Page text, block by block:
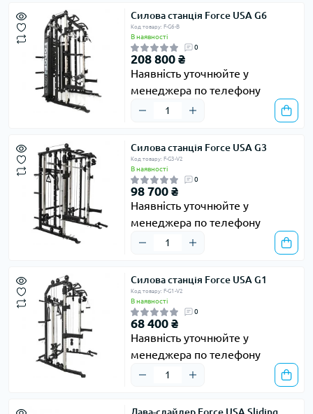
Силова станція Force USA G6
Код товару: F-G6-B
В наявності
0
208 800 ₴
Наявність уточнюйте у
менеджера по телефону
Силова станція Force USA G3
Код товару: F-G3-V2
В наявності
0
98 700 ₴
Наявність уточнюйте у
менеджера по телефону
Силова станція Force USA G1
Код товару: F-G1-V2
В наявності
0
68 400 ₴
Наявність уточнюйте у
менеджера по телефону